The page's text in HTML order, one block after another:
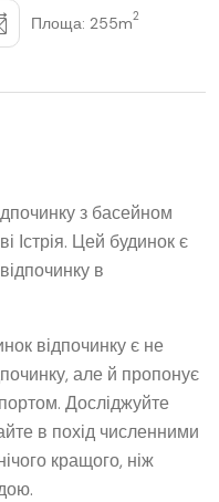
Площа: 255m2
з басейном
Істрія. Цей будинок є
в
відпочинку є не
але й пропонує
Досліджуйте
в похід численними
кращого, ніж